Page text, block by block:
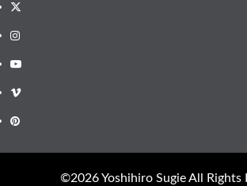
X
Instagram
Youtube
Vimeo
Pinterest
©︎2026 Yoshihiro Sugie All Rights